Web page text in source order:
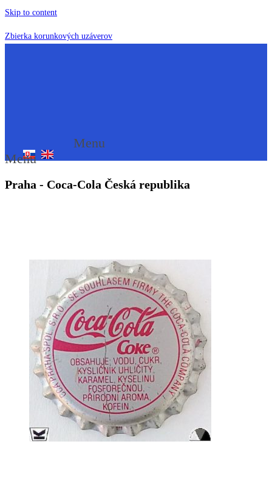
Skip to content
Zbierka korunkových uzáverov
Menu
Menu
Praha - Coca-Cola Česká republika